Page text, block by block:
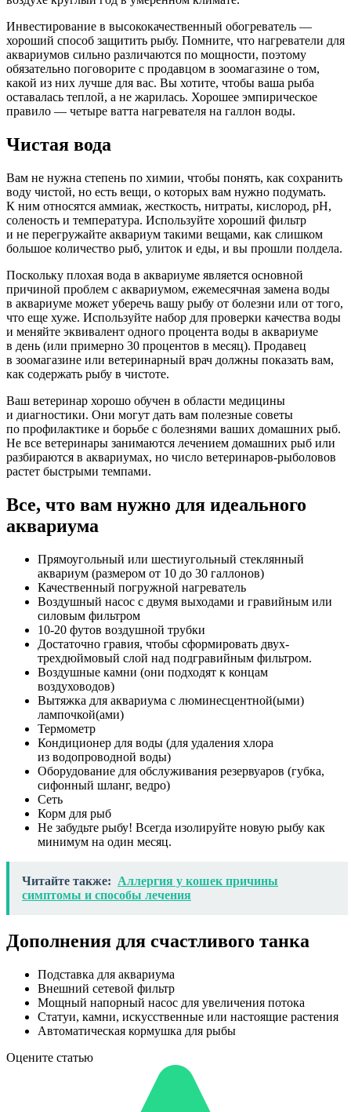
Инвестирование в высококачественный обогреватель —
хороший способ защитить рыбу. Помните, что нагреватели для
аквариумов сильно различаются по мощности, поэтому
обязательно поговорите с продавцом в зоомагазине о том,
какой из них лучше для вас. Вы хотите, чтобы ваша рыба
оставалась теплой, а не жарилась. Хорошее эмпирическое
правило — четыре ватта нагревателя на галлон воды.
Чистая вода
Вам не нужна степень по химии, чтобы понять, как сохранить
воду чистой, но есть вещи, о которых вам нужно подумать.
К ним относятся аммиак, жесткость, нитраты, кислород, pH,
соленость и температура. Используйте хороший фильтр
и не перегружайте аквариум такими вещами, как слишком
большое количество рыб, улиток и еды, и вы прошли полдела.
Поскольку плохая вода в аквариуме является основной
причиной проблем с аквариумом, ежемесячная замена воды
в аквариуме может уберечь вашу рыбу от болезни или от того,
что еще хуже. Используйте набор для проверки качества воды
и меняйте эквивалент одного процента воды в аквариуме
в день (или примерно 30 процентов в месяц). Продавец
в зоомагазине или ветеринарный врач должны показать вам,
как содержать рыбу в чистоте.
Ваш ветеринар хорошо обучен в области медицины
и диагностики. Они могут дать вам полезные советы
по профилактике и борьбе с болезнями ваших домашних рыб.
Не все ветеринары занимаются лечением домашних рыб или
разбираются в аквариумах, но число ветеринаров-рыболовов
растет быстрыми темпами.
Все, что вам нужно для идеального
аквариума
Прямоугольный или шестиугольный стеклянный
аквариум (размером от 10 до 30 галлонов)
Качественный погружной нагреватель
Воздушный насос с двумя выходами и гравийным или
силовым фильтром
10-20 футов воздушной трубки
Достаточно гравия, чтобы сформировать двух-
трехдюймовый слой над подгравийным фильтром.
Воздушные камни (они подходят к концам
воздуховодов)
Вытяжка для аквариума с люминесцентной(ыми)
лампочкой(ами)
Термометр
Кондиционер для воды (для удаления хлора
из водопроводной воды)
Оборудование для обслуживания резервуаров (губка,
сифонный шланг, ведро)
Сеть
Корм для рыб
Не забудьте рыбу! Всегда изолируйте новую рыбу как
минимум на один месяц.
Читайте также: Аллергия у кошек причины
симптомы и способы лечения
Дополнения для счастливого танка
Подставка для аквариума
Внешний сетевой фильтр
Мощный напорный насос для увеличения потока
Статуи, камни, искусственные или настоящие растения
Автоматическая кормушка для рыбы
Оцените статью